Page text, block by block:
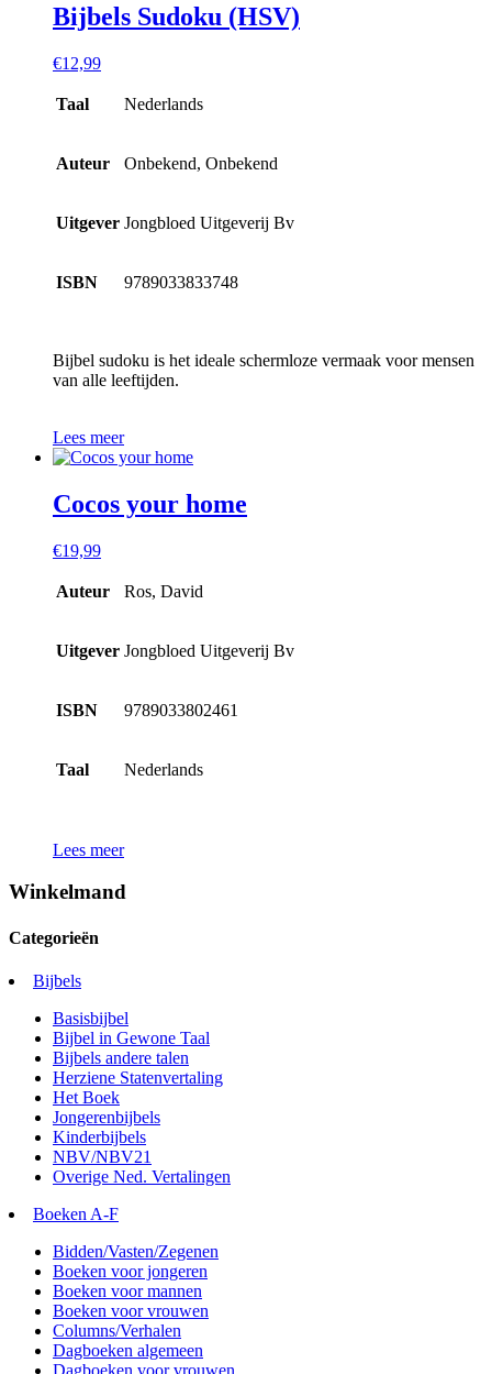
Bijbels Sudoku (HSV)
€12,99
Taal Nederlands
Auteur Onbekend, Onbekend
Uitgever Jongbloed Uitgeverij Bv
ISBN 9789033833748
Bijbel sudoku is het ideale schermloze vermaak voor mensen
van alle leeftijden.
Lees meer
Cocos your home
€19,99
Auteur Ros, David
Uitgever Jongbloed Uitgeverij Bv
ISBN 9789033802461
Taal Nederlands
Lees meer
Winkelmand
Categorieën
Bijbels
Basisbijbel
Bijbel in Gewone Taal
Bijbels andere talen
Herziene Statenvertaling
Het Boek
Jongerenbijbels
Kinderbijbels
NBV/NBV21
Overige Ned. Vertalingen
Boeken A-F
Bidden/Vasten/Zegenen
Boeken voor jongeren
Boeken voor mannen
Boeken voor vrouwen
Columns/Verhalen
Dagboeken algemeen
Dagboeken voor vrouwen